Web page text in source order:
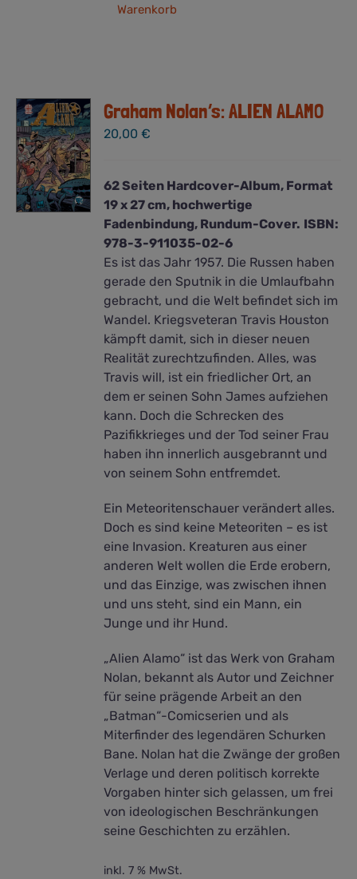
Warenkorb
Graham Nolan’s: ALIEN ALAMO
20,00€
62 Seiten Hardcover-Album, Format
19 x 27 cm, hochwertige
Fadenbindung, Rundum-Cover. ISBN:
978-3-911035-02-6
Es ist das Jahr 1957. Die Russen haben
gerade den Sputnik in die Umlaufbahn
gebracht, und die Welt befindet sich im
Wandel. Kriegsveteran Travis Houston
kämpft damit, sich in dieser neuen
Realität zurechtzufinden. Alles, was
Travis will, ist ein friedlicher Ort, an
dem er seinen Sohn James aufziehen
kann. Doch die Schrecken des
Pazifikkrieges und der Tod seiner Frau
haben ihn innerlich ausgebrannt und
von seinem Sohn entfremdet.
Ein Meteoritenschauer verändert alles.
Doch es sind keine Meteoriten – es ist
eine Invasion. Kreaturen aus einer
anderen Welt wollen die Erde erobern,
und das Einzige, was zwischen ihnen
und uns steht, sind ein Mann, ein
Junge und ihr Hund.
„Alien Alamo“ ist das Werk von Graham
Nolan, bekannt als Autor und Zeichner
für seine prägende Arbeit an den
„Batman“-Comicserien und als
Miterfinder des legendären Schurken
Bane. Nolan hat die Zwänge der großen
Verlage und deren politisch korrekte
Vorgaben hinter sich gelassen, um frei
von ideologischen Beschränkungen
seine Geschichten zu erzählen.
inkl. 7 % MwSt.